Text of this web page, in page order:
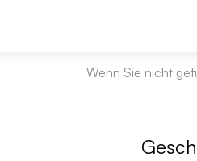
Wenn Sie nicht